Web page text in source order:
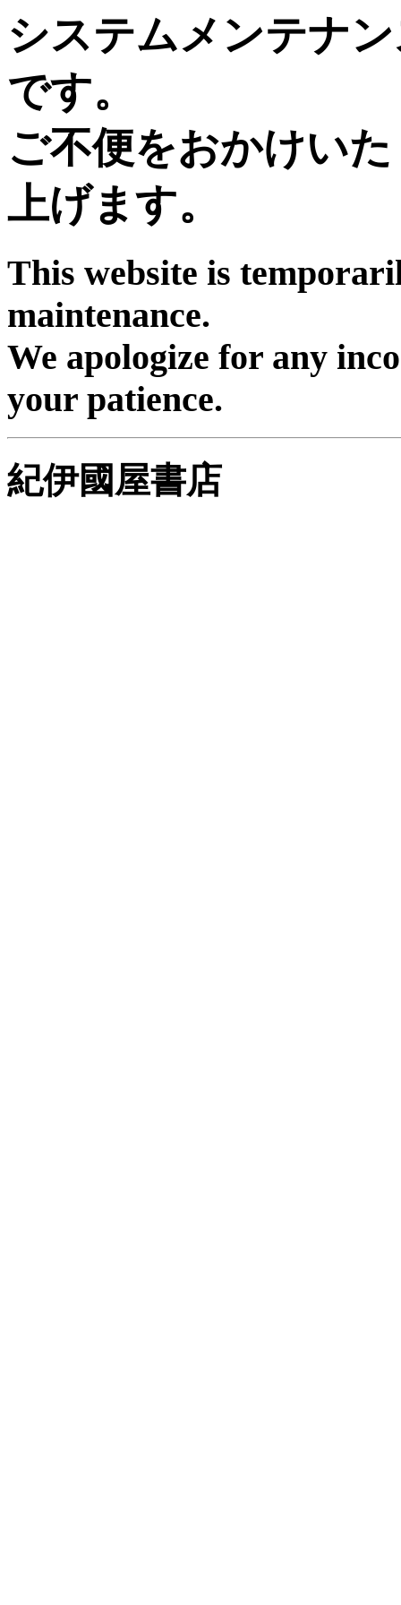
システムメンテナ
です。
ご不便をおかけい
上げます。
This website is
maintenance.
We apologize for any
your patience.
紀伊國屋書店